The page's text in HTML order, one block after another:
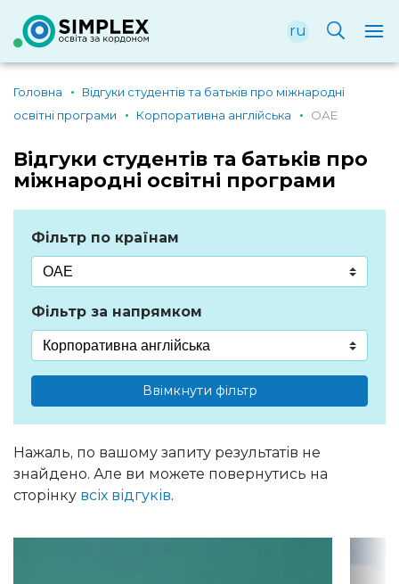
ru
Головна
Відгуки студентів та батьків про міжнародні
освітні програми
Корпоративна англійська ОАЕ
Відгуки студентів та батьків про
міжнародні освітні програми
Фільтр по країнам
Фільтр за напрямком
Ввімкнути фільтр
Нажаль, по вашому запиту результатів не
знайдено. Але ви можете повернутись на
сторінку всіх відгуків.